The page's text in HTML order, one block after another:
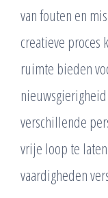
van fouten en
creatieve proces
ruimte bieden
verschillende
vrije loop te
vaardigheden